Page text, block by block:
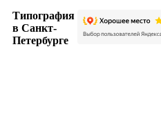
Типография
в Санкт-
Петербурге